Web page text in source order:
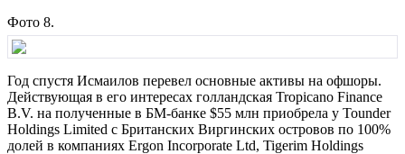
Фото 8.
Год спустя Исмаилов перевел основные активы на офшоры.
Действующая в его интересах голландская Tropicano Finance
B.V. на полученные в БМ-банке $55 млн приобрела у Tounder
Holdings Limited с Британских Виргинских островов по 100%
долей в компаниях Ergon Incorporate Ltd, Tigerim Holdings